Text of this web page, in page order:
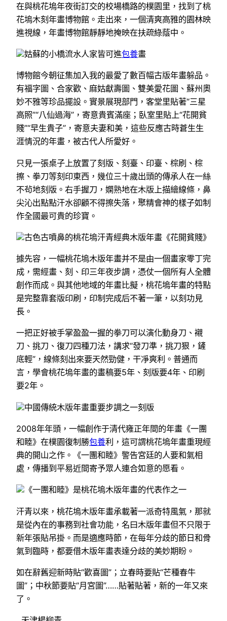
在與桃花塢年夜街訂交的校場橋路的樸園里，找到了桃
花塢木刻年畫博物館。走出來，一個清爽高雅的園林映
進視線，年畫博物館靜靜地掩映在扶疏綠蔭中。
姑蘇的小橋流水人家皆可進包養畫
博物館今朝征集加入我的最愛了數百幅古版年畫躲品。
有福字圖、合家歡、麻姑獻壽圖、雙美愛花圖、蘇州奧
妙不雅等珍品擺設。實景展現部門，客堂里貼著“三星
高照”“八仙過海”，寄意貴賓滿座；臥室里貼上“花開貧
賤”“早生貴子”，寄意夫妻和美，這些反應古時蒼生生
涯情況的年畫，被古代人所愛好。
只見一張桌子上放置了刻版、刻臺、印臺、棕刷、棕
擦、拳刀等刻印東西，幾位三十歲出頭的傳承人在一絲
不茍地刻版。右手握刀，嫻熟地在木版上描繪線條，鼻
尖沁出點點汗水卻顧不得擦失落，聚精會神的樣子如制
作全國最可貴的珍寶。
古色古噴鼻的桃花塢汗青經典木版年畫《花開貧賤》
據先容，一幅桃花塢木版年畫并不是由一個畫家零丁完
成，需經畫、刻、印三年夜步調，憑仗一個所有人全體
創作而成。與其他地域的年畫比擬，桃花塢年畫的特點
是完整靠套版印刷，印制完成后不著一筆，以刻功見
長。
一把正好被手掌盈盈一握的拳刀可以演化動身刀、襯
刀、挑刀、復刀四種刀法，講求“發刀準，挑刀狠，鏟
底輕”，線條刻出來要天然勁健，干凈爽利。普通而
言，學會桃花塢年畫的畫稿要5年、刻版要4年、印刷
要2年。
中國傳統木版年畫重要步調之一刻版
2008年年頭，一幅創作于清代雍正年間的年畫《一團
和睦》在樸園復制勝包養利，這可謂桃花塢年畫重現經
典的開山之作。《一團和睦》警告宮廷的人要和氣相
處，傳播到平易近間寄予眾人連合如意的愿看。
《一團和睦》是桃花塢木版年畫的代表作之一
汗青以來，桃花塢木版年畫承載著一派奇特風氣，那就
是從內在的事務到社會功能，名曰木版年畫但不只限于
新年張貼吊掛。而是適應時節，在每年分歧的節日和骨
氣到臨時，都要借木版年畫表達分歧的美妙期盼。
如在辭舊迎新時貼“歡喜圖”；立春時要貼“芒種春牛
圖”；中秋節要貼“月宮圖”……貼著貼著，新的一年又來
了。